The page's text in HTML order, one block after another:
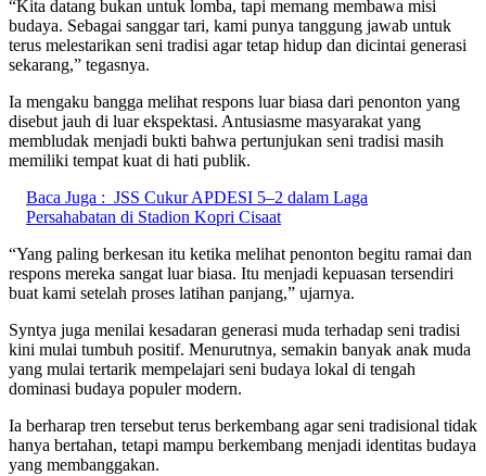
“Kita datang bukan untuk lomba, tapi memang membawa misi
budaya. Sebagai sanggar tari, kami punya tanggung jawab untuk
terus melestarikan seni tradisi agar tetap hidup dan dicintai generasi
sekarang,” tegasnya.
Ia mengaku bangga melihat respons luar biasa dari penonton yang
disebut jauh di luar ekspektasi. Antusiasme masyarakat yang
membludak menjadi bukti bahwa pertunjukan seni tradisi masih
memiliki tempat kuat di hati publik.
Baca Juga : JSS Cukur APDESI 5–2 dalam Laga
Persahabatan di Stadion Kopri Cisaat
“Yang paling berkesan itu ketika melihat penonton begitu ramai dan
respons mereka sangat luar biasa. Itu menjadi kepuasan tersendiri
buat kami setelah proses latihan panjang,” ujarnya.
Syntya juga menilai kesadaran generasi muda terhadap seni tradisi
kini mulai tumbuh positif. Menurutnya, semakin banyak anak muda
yang mulai tertarik mempelajari seni budaya lokal di tengah
dominasi budaya populer modern.
Ia berharap tren tersebut terus berkembang agar seni tradisional tidak
hanya bertahan, tetapi mampu berkembang menjadi identitas budaya
yang membanggakan.